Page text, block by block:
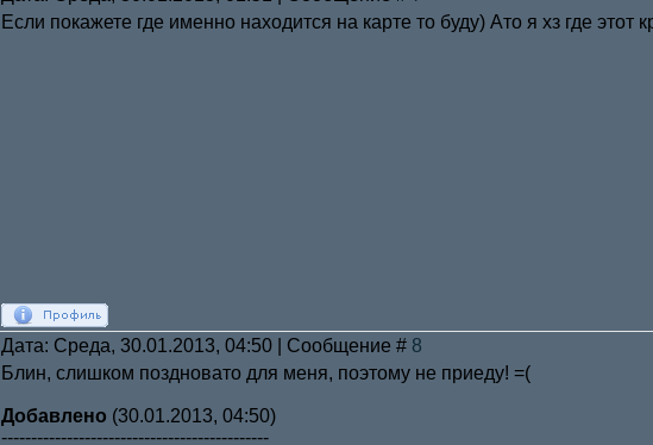
Если покажете где именно находится на карте то буду) Ато я хз где этот
Дата: Среда, 30.01.2013, 04:50 | Сообщение # 8
Блин, слишком поздновато для меня, поэтому не приеду! =(
Добавлено (30.01.2013, 04:50)
---------------------------------------------